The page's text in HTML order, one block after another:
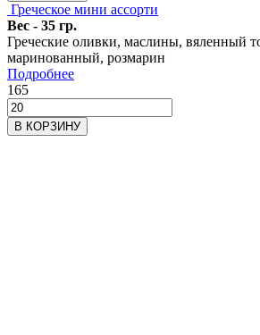
Греческое мини ассорти
Вес - 35 гр.
Греческие оливки, маслины, вяленный
маринованный, розмарин
Подробнее
165
В КОРЗИНУ